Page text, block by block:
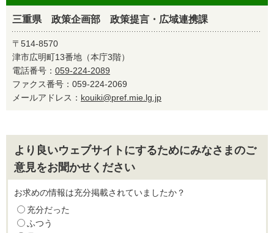
三重県 政策企画部 政策提言・広域連携課
〒514-8570
津市広明町13番地（本庁3階）
電話番号： 059-224-2089
ファクス番号：059-224-2069
メールアドレス： kouiki@pref.mie.lg.jp
より良いウェブサイトにするためにみなさまのご
意見をお聞かせください
お求めの情報は充分掲載されていましたか？
充分だった
ふつう